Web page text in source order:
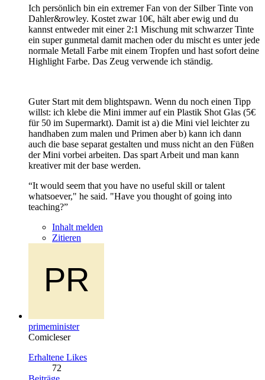
Ich persönlich bin ein extremer Fan von der Silber Tinte von
Dahler&rowley. Kostet zwar 10€, hält aber ewig und du
kannst entweder mit einer 2:1 Mischung mit schwarzer Tinte
ein super gunmetal damit machen oder du mischt es unter jede
normale Metall Farbe mit einem Tropfen und hast sofort deine
Highlight Farbe. Das Zeug verwende ich ständig.
Guter Start mit dem blightspawn. Wenn du noch einen Tipp
willst: ich klebe die Mini immer auf ein Plastik Shot Glas (5€
für 50 im Supermarkt). Damit ist a) die Mini viel leichter zu
handhaben zum malen und Primen aber b) kann ich dann
auch die base separat gestalten und muss nicht an den Füßen
der Mini vorbei arbeiten. Das spart Arbeit und man kann
kreativer mit der base werden.
“It would seem that you have no useful skill or talent
whatsoever," he said. "Have you thought of going into
teaching?”
Inhalt melden
Zitieren
primeminister
Comicleser
Erhaltene Likes
72